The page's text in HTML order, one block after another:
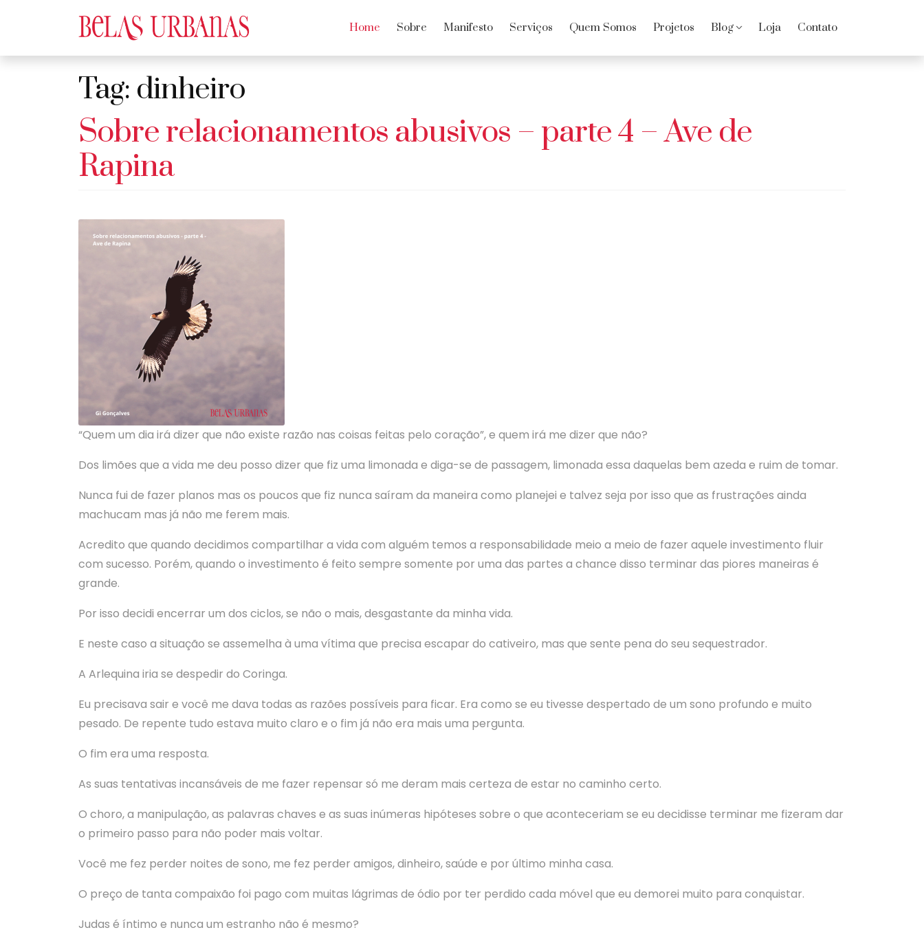
Home Sobre Manifesto Serviços Quem Somos Projetos Blog Loja Contato
Tag: dinheiro
Sobre relacionamentos abusivos – parte 4 – Ave de
Rapina
“Quem um dia irá dizer que não existe razão nas coisas feitas pelo coração”, e quem irá me dizer que não?
Dos limões que a vida me deu posso dizer que fiz uma limonada e diga-se de passagem, limonada essa daquelas bem azeda e ruim de tomar.
Nunca fui de fazer planos mas os poucos que fiz nunca saíram da maneira como planejei e talvez seja por isso que as frustrações ainda
machucam mas já não me ferem mais.
Acredito que quando decidimos compartilhar a vida com alguém temos a responsabilidade meio a meio de fazer aquele investimento fluir
com sucesso. Porém, quando o investimento é feito sempre somente por uma das partes a chance disso terminar das piores maneiras é
grande.
Por isso decidi encerrar um dos ciclos, se não o mais, desgastante da minha vida.
E neste caso a situação se assemelha à uma vítima que precisa escapar do cativeiro, mas que sente pena do seu sequestrador.
A Arlequina iria se despedir do Coringa.
Eu precisava sair e você me dava todas as razões possíveis para ficar. Era como se eu tivesse despertado de um sono profundo e muito
pesado. De repente tudo estava muito claro e o fim já não era mais uma pergunta.
O fim era uma resposta.
As suas tentativas incansáveis de me fazer repensar só me deram mais certeza de estar no caminho certo.
O choro, a manipulação, as palavras chaves e as suas inúmeras hipóteses sobre o que aconteceriam se eu decidisse terminar me fizeram dar
o primeiro passo para não poder mais voltar.
Você me fez perder noites de sono, me fez perder amigos, dinheiro, saúde e por último minha casa.
O preço de tanta compaixão foi pago com muitas lágrimas de ódio por ter perdido cada móvel que eu demorei muito para conquistar.
Judas é íntimo e nunca um estranho não é mesmo?